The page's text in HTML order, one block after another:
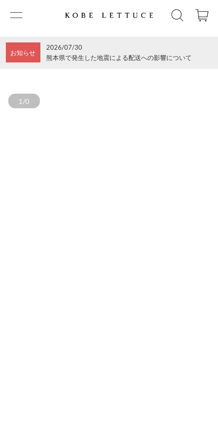
お知らせ
2026/07/30
熊本県で発生した地震による配送への影響について
1/0